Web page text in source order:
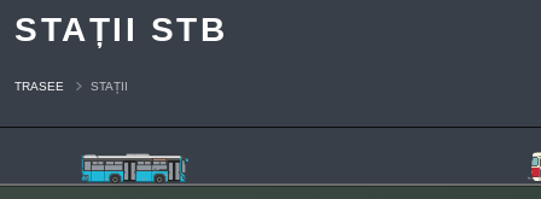
STAȚII STB
TRASEE STAȚII